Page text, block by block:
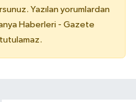
Yazılan yorumlardan
Haberleri - Gazete